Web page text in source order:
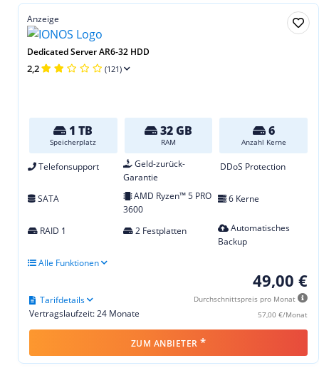
Anzeige
Dedicated Server AR6-32 HDD
2,2 (121)
1 TB
Speicherplatz
32 GB
RAM
6
Anzahl Kerne
Telefonsupport
Geld-zurück-
Garantie
DDoS Protection
SATA
AMD Ryzen™ 5 PRO
3600
6 Kerne
RAID 1 2 Festplatten
Automatisches
Backup
Alle Funktionen
49,00 €
Durchschnittspreis pro Monat
57,00 €/Monat
Vertragslaufzeit: 24 Monate
Tarifdetails
ZUM ANBIETER *